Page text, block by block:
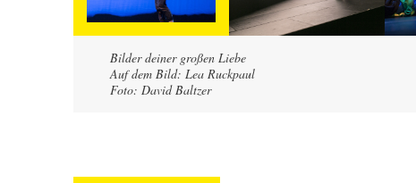
Bilder deiner großen Liebe
Auf dem Bild: Lea Ruckpaul
Foto: David Baltzer